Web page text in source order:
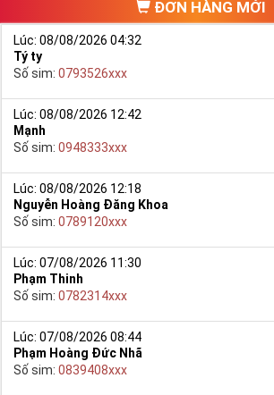
ĐƠN HÀNG MỚI
Lúc: 08/08/2026 04:32
Tý ty
Số sim: 0793526xxx
Lúc: 08/08/2026 12:42
Mạnh
Số sim: 0948333xxx
Lúc: 08/08/2026 12:18
Nguyễn Hoàng Đăng Khoa
Số sim: 0789120xxx
Lúc: 07/08/2026 11:30
Phạm Thinh
Số sim: 0782314xxx
Lúc: 07/08/2026 08:44
Phạm Hoàng Đức Nhã
Số sim: 0839408xxx